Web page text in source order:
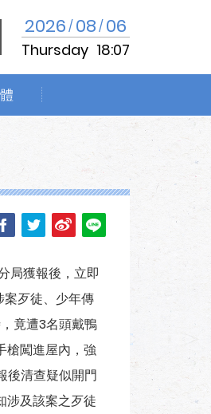
2026/08/06
Thursday 18:07
局獲報後，立即
案歹徒、少年傳
竟遭3名頭戴鴨
槍闖進屋內，強
後清查疑似開門
涉及該案之歹徒